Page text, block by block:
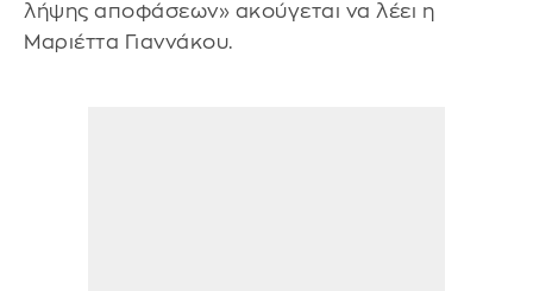
λήψης αποφάσεων» ακούγεται να λέει η
Μαριέττα Γιαννάκου.